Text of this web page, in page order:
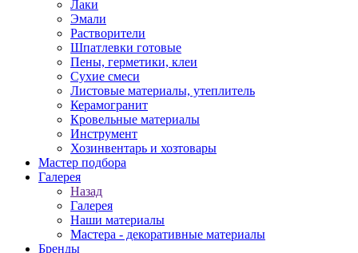
Лаки
Эмали
Растворители
Шпатлевки готовые
Пены, герметики, клеи
Сухие смеси
Листовые материалы, утеплитель
Керамогранит
Кровельные материалы
Инструмент
Хозинвентарь и хозтовары
Мастер подбора
Галерея
Назад
Галерея
Наши материалы
Мастера - декоративные материалы
Бренды